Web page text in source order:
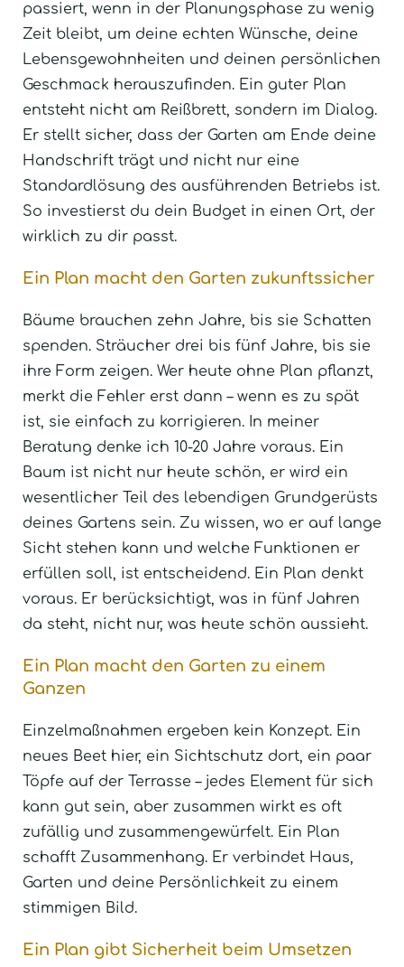
passiert, wenn in der Planungsphase zu wenig
Zeit bleibt, um deine echten Wünsche, deine
Lebensgewohnheiten und deinen persönlichen
Geschmack herauszufinden. Ein guter Plan
entsteht nicht am Reißbrett, sondern im Dialog.
Er stellt sicher, dass der Garten am Ende deine
Handschrift trägt und nicht nur eine
Standardlösung des ausführenden Betriebs ist.
So investierst du dein Budget in einen Ort, der
wirklich zu dir passt.
Ein Plan macht den Garten zukunftssicher
Bäume brauchen zehn Jahre, bis sie Schatten
spenden. Sträucher drei bis fünf Jahre, bis sie
ihre Form zeigen. Wer heute ohne Plan pflanzt,
merkt die Fehler erst dann – wenn es zu spät
ist, sie einfach zu korrigieren. In meiner
Beratung denke ich 10-20 Jahre voraus. Ein
Baum ist nicht nur heute schön, er wird ein
wesentlicher Teil des lebendigen Grundgerüsts
deines Gartens sein. Zu wissen, wo er auf lange
Sicht stehen kann und welche Funktionen er
erfüllen soll, ist entscheidend. Ein Plan denkt
voraus. Er berücksichtigt, was in fünf Jahren
da steht, nicht nur, was heute schön aussieht.
Ein Plan macht den Garten zu einem
Ganzen
Einzelmaßnahmen ergeben kein Konzept. Ein
neues Beet hier, ein Sichtschutz dort, ein paar
Töpfe auf der Terrasse – jedes Element für sich
kann gut sein, aber zusammen wirkt es oft
zufällig und zusammengewürfelt. Ein Plan
schafft Zusammenhang. Er verbindet Haus,
Garten und deine Persönlichkeit zu einem
stimmigen Bild.
Ein Plan gibt Sicherheit beim Umsetzen